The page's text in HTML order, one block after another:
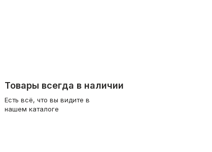
Товары всегда в наличии
Есть всё, что вы видите в
нашем каталоге